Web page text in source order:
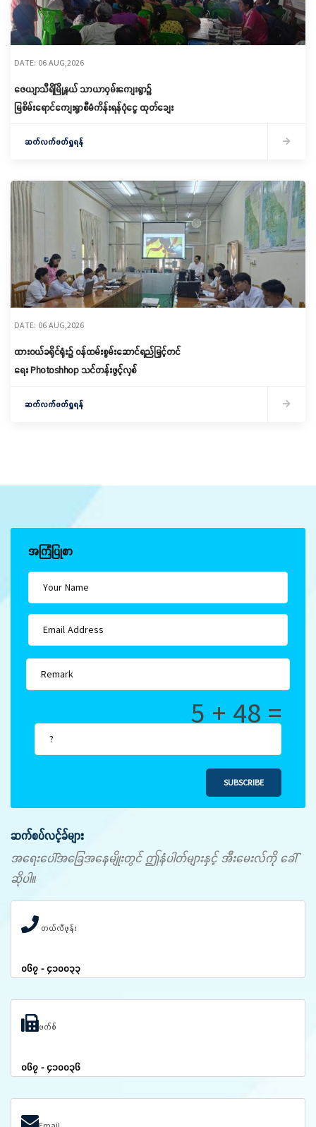
DATE: 06 AUG,2026
ဇေယျာသီရိမြို့နယ် သာယာဝှမ်းကျေးရွာ၌
မြစိမ်းရောင်ကျေးရွာစီမံကိန်းရန်ပုံငွေ ထုတ်ချေး
ဆက်လက်ဖတ်ရှုရန်
DATE: 06 AUG,2026
ထားဝယ်ခရိုင်ရုံး၌ ဝန်ထမ်းစွမ်းဆောင်ရည်မြှင့်တင်
ရေး Photoshhop သင်တန်းဖွင့်လှစ်
ဆက်လက်ဖတ်ရှုရန်
အကြံပြုစာ
5 + 48 =
SUBSCRIBE
ဆက်စပ်လင့်ခ်များ
အရေးပေါ်အခြေအနေမျိုးတွင် ဤနံပါတ်များနှင့် အီးမေးလ်ကို ခေါ်
ဆိုပါ။
တယ်လီဖုန်း
၀၆၇ - ၄၁၀၀၃၃
ဖက်စ်
၀၆၇ - ၄၁၀၀၃၆